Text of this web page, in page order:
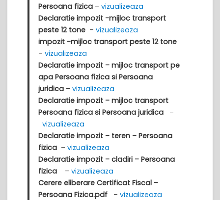
Persoana fizica– vizualizeaza
Declaratie impozit -mijloc transport
peste 12 tone– vizualizeaza
impozit -mijloc transport peste 12 tone
– vizualizeaza
Declaratie impozit – mijloc transport pe
apa Persoana fizica si Persoana
juridica– vizualizeaza
Declaratie impozit – mijloc transport
Persoana fizica si Persoana juridica
–
vizualizeaza
Declaratie impozit – teren – Persoana
fizica – vizualizeaza
Declaratie impozit – cladiri – Persoana
fizica– vizualizeaza
Cerere eliberare Certificat Fiscal –
Persoana Fizica.pdf
– vizualizeaza